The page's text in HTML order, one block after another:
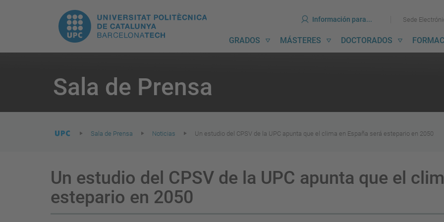
UPC.
Universitat
Politècnica
de
Catalunya
Ir
al
Ir
al
Información para... Sede
Navegación
GRADOS MÁSTERES DOCTORADOS
Sala de Prensa
are
here:
Sala de Prensa Noticias Un estudio del CPSV de la UPC apunta que el clima en España será estepario en 2050
Un estudio del CPSV de la UPC apunta que el
estepario en 2050